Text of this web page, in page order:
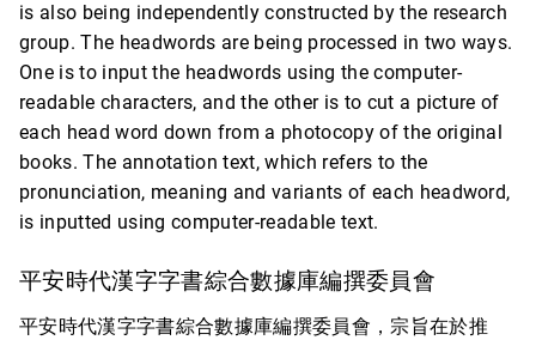
is also being independently constructed by the research
group. The headwords are being processed in two ways.
One is to input the headwords using the computer-
readable characters, and the other is to cut a picture of
each head word down from a photocopy of the original
books. The annotation text, which refers to the
pronunciation, meaning and variants of each headword,
is inputted using computer-readable text.
平安時代漢字字書綜合數據庫編撰委員會
平安時代漢字字書綜合數據庫編撰委員會，宗旨在於推